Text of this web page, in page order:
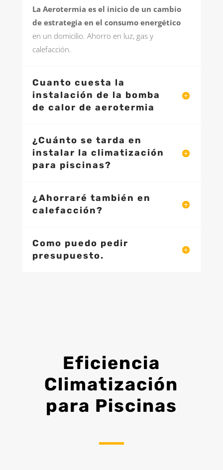
La Aerotermia es el inicio de un cambio
de estrategia en el consumo energético
en un domicilio. Ahorro en luz, gas y
calefacción.
Cuanto cuesta la
instalación de la bomba
de calor de aerotermia
¿Cuánto se tarda en
instalar la climatización
para piscinas?
¿Ahorraré también en
calefacción?
Como puedo pedir
presupuesto.
Eficiencia
Climatización
para Piscinas